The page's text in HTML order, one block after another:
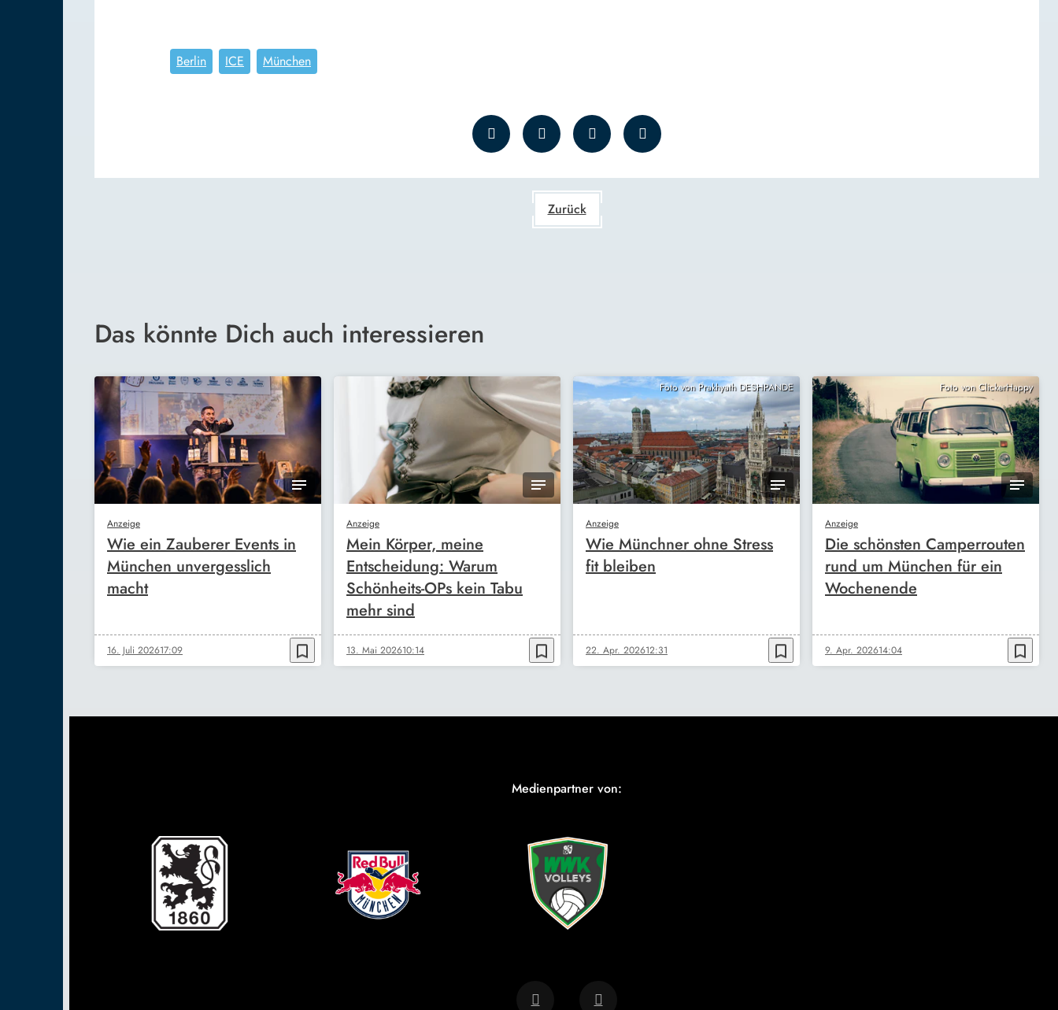
Berlin ICE München
Zurück
Das könnte Dich auch interessieren
Anzeige
Wie ein Zauberer Events in
München unvergesslich
macht
16. Juli 202617:09 bookmark_border
Anzeige
Mein Körper, meine
Entscheidung: Warum
Schönheits-OPs kein Tabu
mehr sind
13. Mai 202610:14 bookmark_border
Foto von Prakhyath DESHPANDE
Anzeige
Wie Münchner ohne Stress
fit bleiben
22. Apr. 202612:31 bookmark_border
Foto von ClickerHappy
Anzeige
Die schönsten Camperrouten
rund um München für ein
Wochenende
9. Apr. 202614:04 bookmark_border
Medienpartner von: